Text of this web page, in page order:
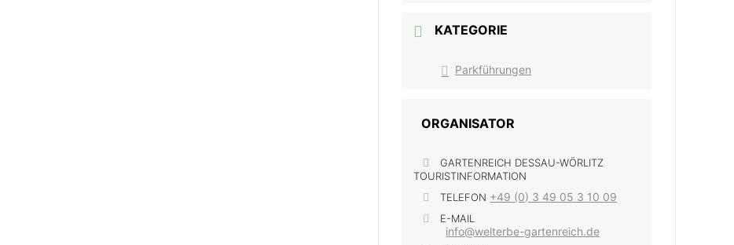
KATEGORIE
Parkführungen
ORGANISATOR
GARTENREICH DESSAU-WÖRLITZ
TOURISTINFORMATION
TELEFON +49 (0) 3 49 05 3 10 09
E-MAIL
info@welterbe-gartenreich.de